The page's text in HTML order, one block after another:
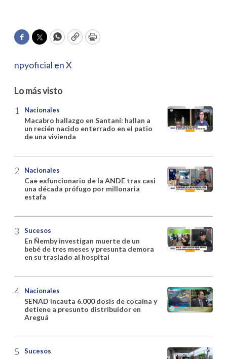
Facebook
TwitterWhatsApp
CopyPrint
npyoficial en X
Lo más visto
Nacionales
Macabro hallazgo en Santaní: hallan a
un recién nacido enterrado en el patio
de una vivienda
Nacionales
Cae exfuncionario de la ANDE tras casi
una década prófugo por millonaria
estafa
Sucesos
En Ñemby investigan muerte de un
bebé de tres meses y presunta demora
en su traslado al hospital
Nacionales
SENAD incauta 6.000 dosis de cocaína y
detiene a presunto distribuidor en
Areguá
Sucesos